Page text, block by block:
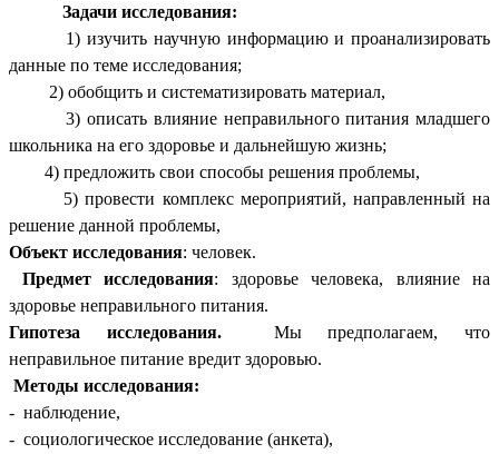
Задачи исследования:
1) изучить научную информацию и проанализировать
данные по теме исследования;
2) обобщить и систематизировать материал,
3) описать влияние неправильного питания младшего
школьника на его здоровье и дальнейшую жизнь;
4) предложить свои способы решения проблемы,
5) провести комплекс мероприятий, направленный на
решение данной проблемы,
Объект исследования: человек.
Предмет исследования: здоровье человека, влияние на
здоровье неправильного питания.
Гипотеза исследования.Мы предполагаем, что
неправильное питание вредит здоровью.
Методы исследования:
- наблюдение,
- социологическое исследование (анкета),